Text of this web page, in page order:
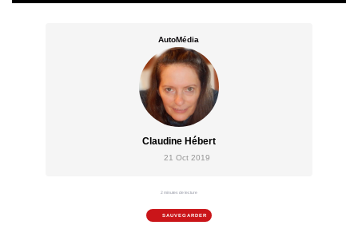
AutoMédia
Claudine Hébert
21 Oct 2019
2 minutes de lecture
SAUVEGARDER